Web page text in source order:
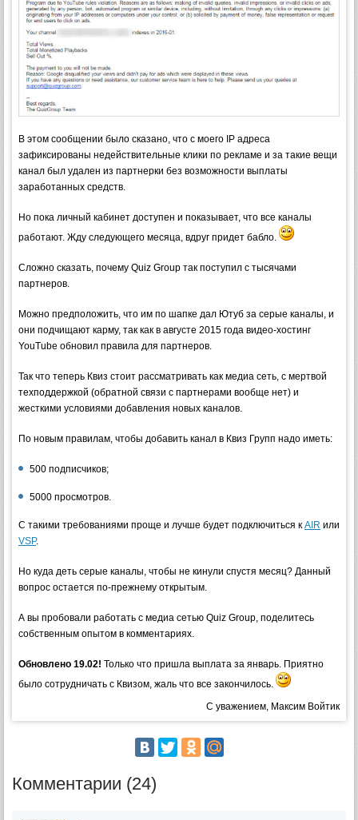
В этом сообщении было сказано, что с моего IP адреса
зафиксированы недействительные клики по рекламе и за такие вещи
канал был удален из партнерки без возможности выплаты
заработанных средств.
Но пока личный кабинет доступен и показывает, что все каналы
работают. Жду следующего месяца, вдруг придет бабло.
Сложно сказать, почему Quiz Group так поступил с тысячами
партнеров.
Можно предположить, что им по шапке дал Ютуб за серые каналы, и
они подчищают карму, так как в августе 2015 года видео-хостинг
YouTube обновил правила для партнеров.
Так что теперь Квиз стоит рассматривать как медиа сеть, с мертвой
техподдержкой (обратной связи с партнерами вообще нет) и
жесткими условиями добавления новых каналов.
По новым правилам, чтобы добавить канал в Квиз Групп надо иметь:
500 подписчиков;
5000 просмотров.
С такими требованиями проще и лучше будет подключиться к AIR или
VSP.
Но куда деть серые каналы, чтобы не кинули спустя месяц? Данный
вопрос остается по-прежнему открытым.
А вы пробовали работать с медиа сетью Quiz Group, поделитесь
собственным опытом в комментариях.
Обновлено 19.02! Только что пришла выплата за январь. Приятно
было сотрудничать с Квизом, жаль что все закончилось.
С уважением, Максим Войтик
Комментарии (24)